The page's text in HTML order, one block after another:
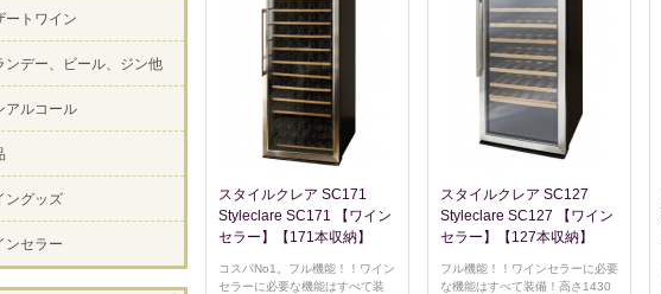
スタイルクレア SC171
Styleclare SC171 【ワイン
セラー】【171本収納】
コスパNo1。フル機能！！ワイン
セラーに必要な機能はすべて装
スタイルクレア SC127
Styleclare SC127 【ワイン
セラー】【127本収納】
フル機能！！ワインセラーに必要
な機能はすべて装備！高さ1430
ートワイン
ンデー、ビール、ジン他
アルコール
ングッズ
ンセラー